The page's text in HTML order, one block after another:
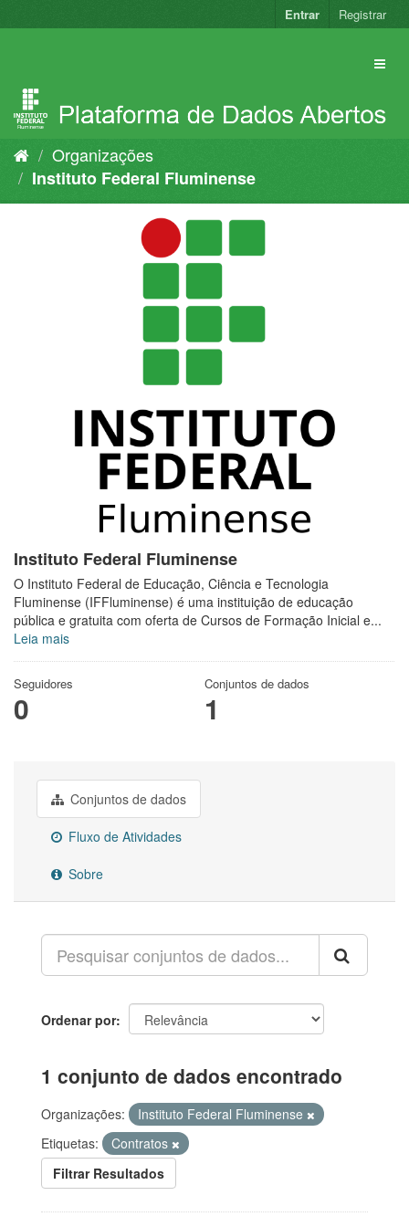
para
Entrar Registrar
Organizações
Instituto Federal Fluminense
Instituto Federal Fluminense
O Instituto Federal de Educação, Ciência e Tecnologia
Fluminense (IFFluminense) é uma instituição de educação
pública e gratuita com oferta de Cursos de Formação Inicial e...
Leia mais
Seguidores
0
Conjuntos de dados
1
Conjuntos de dados
Fluxo de Atividades
Sobre
Ordenar por
1 conjunto de dados encontrado
Organizações:
Instituto Federal Fluminense
Etiquetas:
Contratos
Filtrar Resultados